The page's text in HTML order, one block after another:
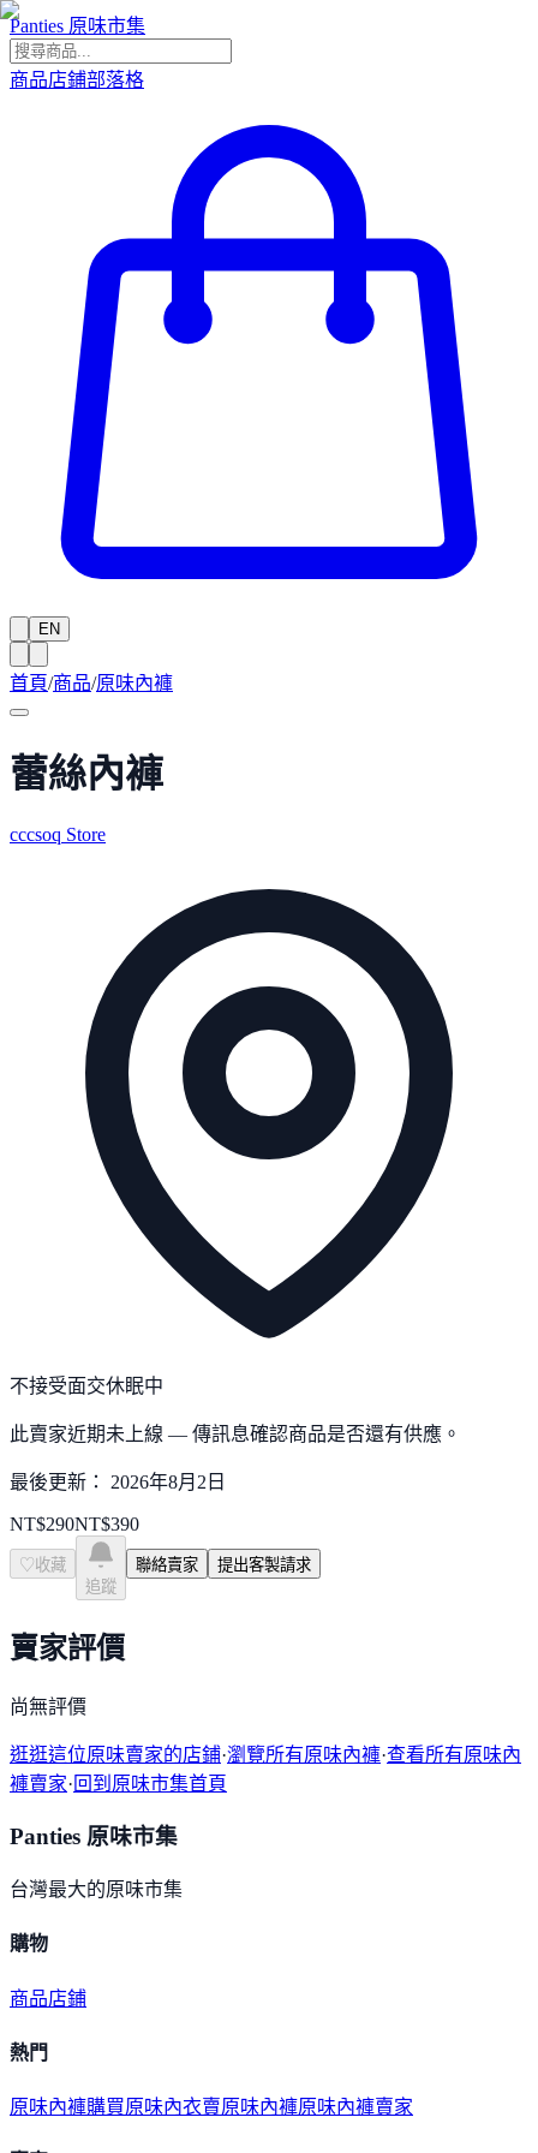
Panties 原味市集
商品店鋪部落格
EN
首頁/商品/原味內褲
蕾絲內褲
cccsoq Store
不接受面交休眠中
此賣家近期未上線 — 傳訊息確認商品是否還有供應。
最後更新： 2026年8月2日
NT$290NT$390
♡ 收藏
追蹤
聯絡賣家 提出客製請求
賣家評價
尚無評價
逛逛這位原味賣家的店鋪·瀏覽所有原味內褲·查看所有原味內
褲賣家·回到原味市集首頁
Panties 原味市集
台灣最大的原味市集
購物
商品店鋪
熱門
原味內褲購買原味內衣賣原味內褲原味內褲賣家